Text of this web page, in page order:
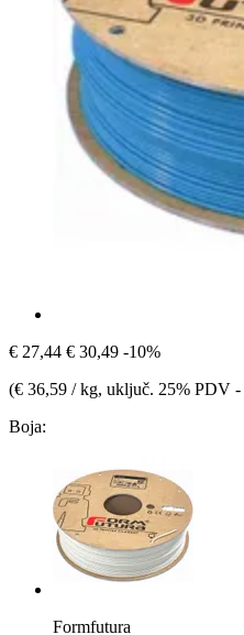
€ 27,44 € 30,49 -10%
(€ 36,59 / kg, uključ. 25% PDV -
Boja:
Formfutura